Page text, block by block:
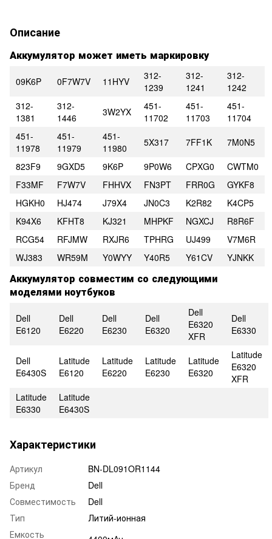
Описание
Аккумулятор может иметь маркировку
09K6P 0F7W7V 11HYV
312-
1239
312-
1241
312-
1242
312-
1381
312-
1446
3W2YX
451-
11702
451-
11703
451-
11704
451-
11978
451-
11979
451-
11980
5X317 7FF1K
7M0N5
823F9
9GXD5 9K6P 9P0W6 CPXG0
CWTM0
F33MF
F7W7V FHHVX FN3PT FRR0G
GYKF8
HGKH0
HJ474 J79X4 JN0C3 K2R82
K4CP5
K94X6
KFHT8 KJ321 MHPKF NGXCJ
R8R6F
RCG54
RFJMW RXJR6 TPHRG UJ499
V7M6R
WJ383
WR59M Y0WYY Y40R5 Y61CV YJNKK
Аккумулятор совместим со следующими
моделями ноутбуков
Dell
E6120
Dell
E6220
Dell
E6230
Dell
E6320
Dell
E6320
XFR
Dell
E6330
Dell
E6430S
Latitude
E6120
Latitude
E6220
Latitude
E6230
Latitude
E6320
Latitude
E6320
XFR
Latitude
E6330
Latitude
E6430S
Характеристики
Артикул
BN-DL091OR1144
Бренд
Dell
Совместимость
Dell
Тип
Литий-ионная
Емкость